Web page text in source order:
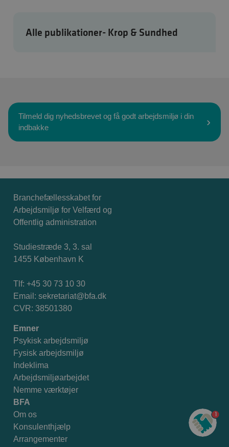
Alle publikationer- Krop & Sundhed
Tilmeld dig nyhedsbrevet og få godt arbejdsmiljø i din
indbakke
Branchefællesskabet for
Arbejdsmiljø for Velfærd og
Offentlig administration
Studiestræde 3, 3. sal
1455 København K
Tlf: +45 30 73 10 30
Email: sekretariat@bfa.dk
CVR: 38501380
Emner
Psykisk arbejdsmiljø
Fysisk arbejdsmiljø
Indeklima
Arbejdsmiljøarbejdet
Nemme værktøjer
BFA
Om os
Konsulenthjælp
Arrangementer
1